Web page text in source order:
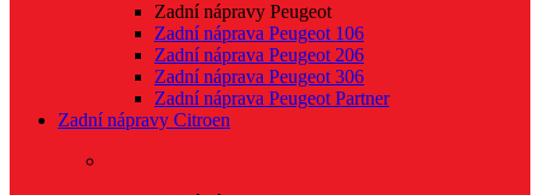
Zadní nápravy Peugeot
Zadní náprava Peugeot 106
Zadní náprava Peugeot 206
Zadní náprava Peugeot 306
Zadní náprava Peugeot Partner
Zadní nápravy Citroen